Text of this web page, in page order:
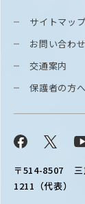
〒514-8507
1211（代表）
サイトマップ
お問い合わせ
交通案内
保護者の方へ
Facebook